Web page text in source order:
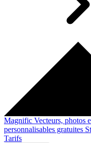
Magnific Vecteurs, photos
personnalisables gratuites
Tarifs